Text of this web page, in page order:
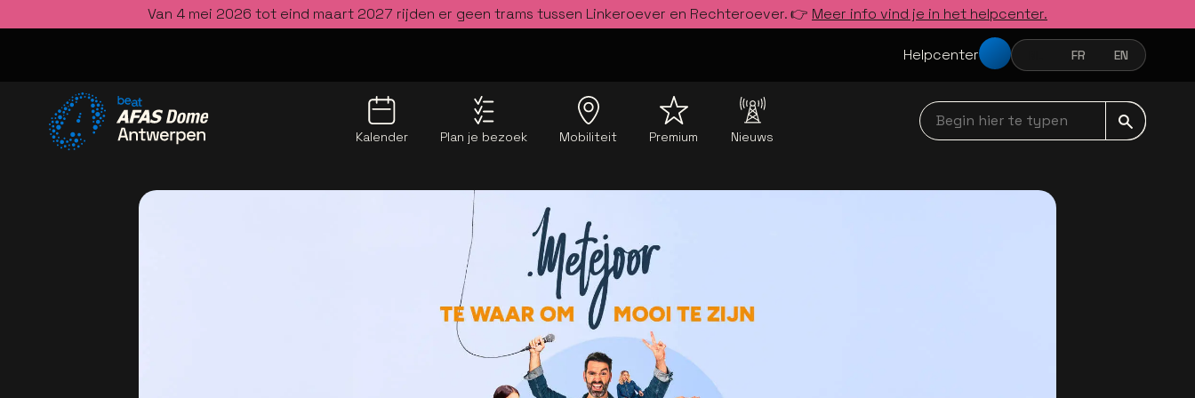
Van 4 mei 2026 tot eind maart 2027 rijden er geen trams tussen Linkeroever en Rechteroever. 👉 Meer info vind je in het helpcenter.
Helpcenter NEDERLANDSFRANÇAIS
FR ENGLISH
EN
Kalender Plan je bezoek Mobiliteit Premium Nieuws
Begin hier te typen navbar